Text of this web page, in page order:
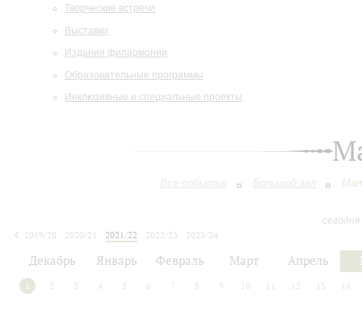
Творческие встречи
Выставки
Издания филармонии
Образовательные программы
Инклюзивные и специальные проекты
Все события Большой зал
2019/20
2020/21 2021/22 2022/23
2023/24
Декабрь Январь Февраль Март Апрель
1 2 3 4 5 6 7 8 9 10 12 13 14